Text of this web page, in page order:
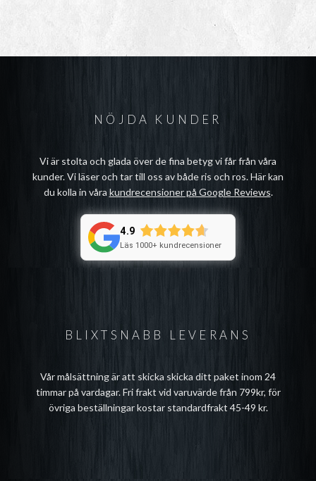
BLIXTSNABB LEVERANS
Vår målsättning är att skicka skicka ditt paket inom 24
timmar på vardagar. Fri frakt vid varuvärde från 799kr, för
övriga beställningar kostar standardfrakt 45-49 kr.
NÖJDA KUNDER
Vi är stolta och glada över de fina betyg vi får från våra
kunder. Vi läser och tar till oss av både ris och ros. Här kan
du kolla in våra kundrecensioner på Google Reviews.
4.9
Läs 1000+ kundrecensioner